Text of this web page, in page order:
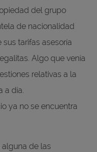
del grupo
de nacionalidad
tarifas asesoría
Algo que venía
relativas a la
a día.
ya no se encuentra
alguna de las